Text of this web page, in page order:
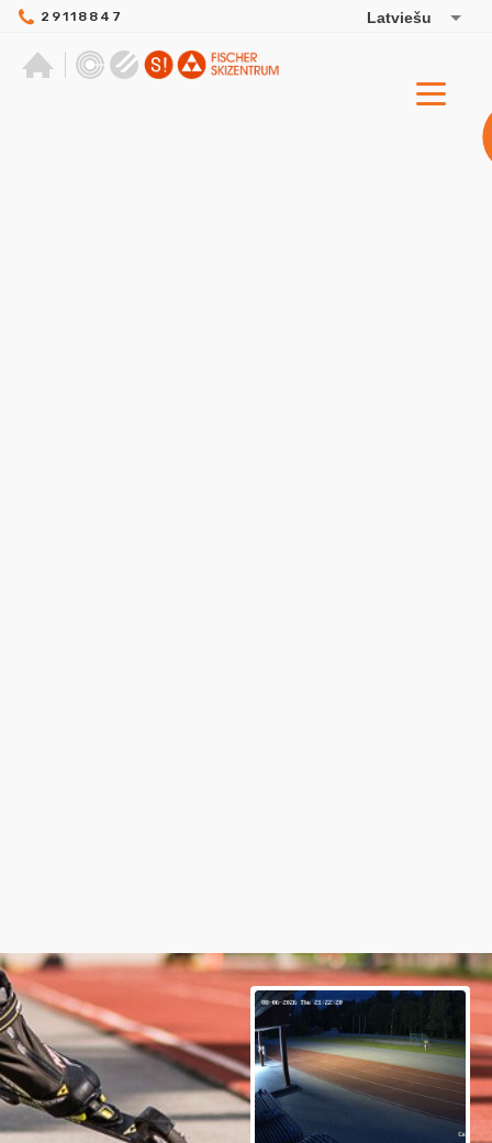
Latviešu
29118847